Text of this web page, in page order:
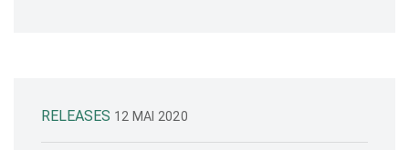
RELEASES 12 MAI 2020